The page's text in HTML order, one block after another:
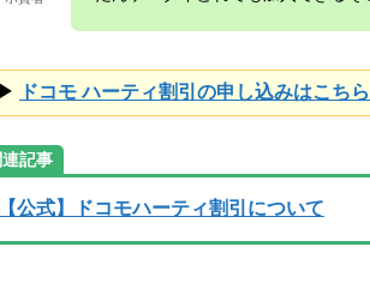
▶ ドコモ ハーティ割引の申し込みはこちら
連記事
【公式】ドコモハーティ割引について